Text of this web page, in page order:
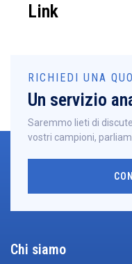
Link
RICHIEDI UNA
Un servizio
Saremmo lieti di
vostri campioni,
Chi siamo